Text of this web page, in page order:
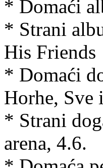
* Domaći
* Strani
His Friends
* Domaći
Horhe, Sve
* Strani
arena, 4.6.